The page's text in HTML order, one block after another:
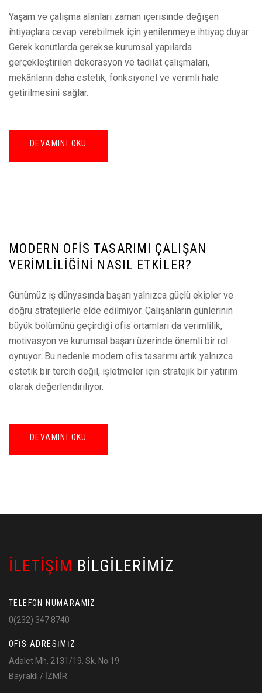
Yaşam ve çalışma alanları zaman içerisinde değişen
ihtiyaçlara cevap verebilmek için yenilenmeye ihtiyaç duyar.
Gerek konutlarda gerekse kurumsal yapılarda
gerçekleştirilen dekorasyon ve tadilat çalışmaları,
mekânların daha estetik, fonksiyonel ve verimli hale
getirilmesini sağlar.
DEVAMINI OKU
MODERN OFIS TASARIMI ÇALIŞAN
VERIMLILIĞINI NASIL ETKILER?
Günümüz iş dünyasında başarı yalnızca güçlü ekipler ve
doğru stratejilerle elde edilmiyor. Çalışanların günlerinin
büyük bölümünü geçirdiği ofis ortamları da verimlilik,
motivasyon ve kurumsal başarı üzerinde önemli bir rol
oynuyor. Bu nedenle modern ofis tasarımı artık yalnızca
estetik bir tercih değil, işletmeler için stratejik bir yatırım
olarak değerlendiriliyor.
DEVAMINI OKU
İLETIŞIM BILGILERIMIZ
TELEFON NUMARAMIZ
0(232) 347 8740
OFIS ADRESIMIZ
Adalet Mh, 2131/19. Sk. No:19
Bayraklı / İZMİR